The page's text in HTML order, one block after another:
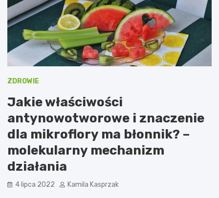
ZDROWIE
Jakie właściwości
antynowotworowe i znaczenie
dla mikroflory ma błonnik? –
molekularny mechanizm
działania
4 lipca 2022 Kamila Kasprzak